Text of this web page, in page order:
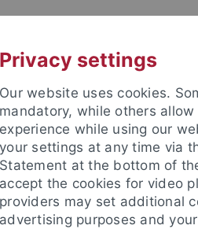
Privacy settings
Our website uses cookies.
mandatory, while others
experience while using our
your settings at any time via
Statement at the bottom of
accept the cookies for video
providers may set additional
advertising purposes and